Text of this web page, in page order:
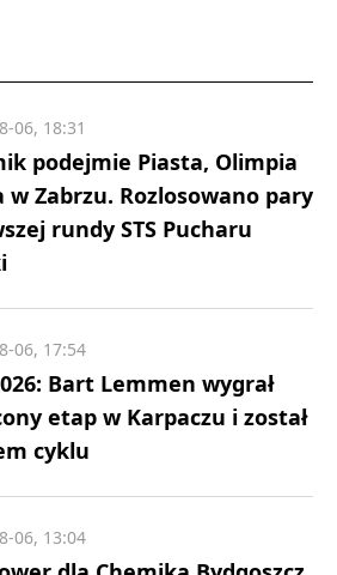
podejmie Piasta, Olimpia
w Zabrzu. Rozlosowano pary
rundy STS Pucharu
06, 18:31
Bart Lemmen wygrał
etap w Karpaczu i został
cyklu
06, 17:54
06, 13:04